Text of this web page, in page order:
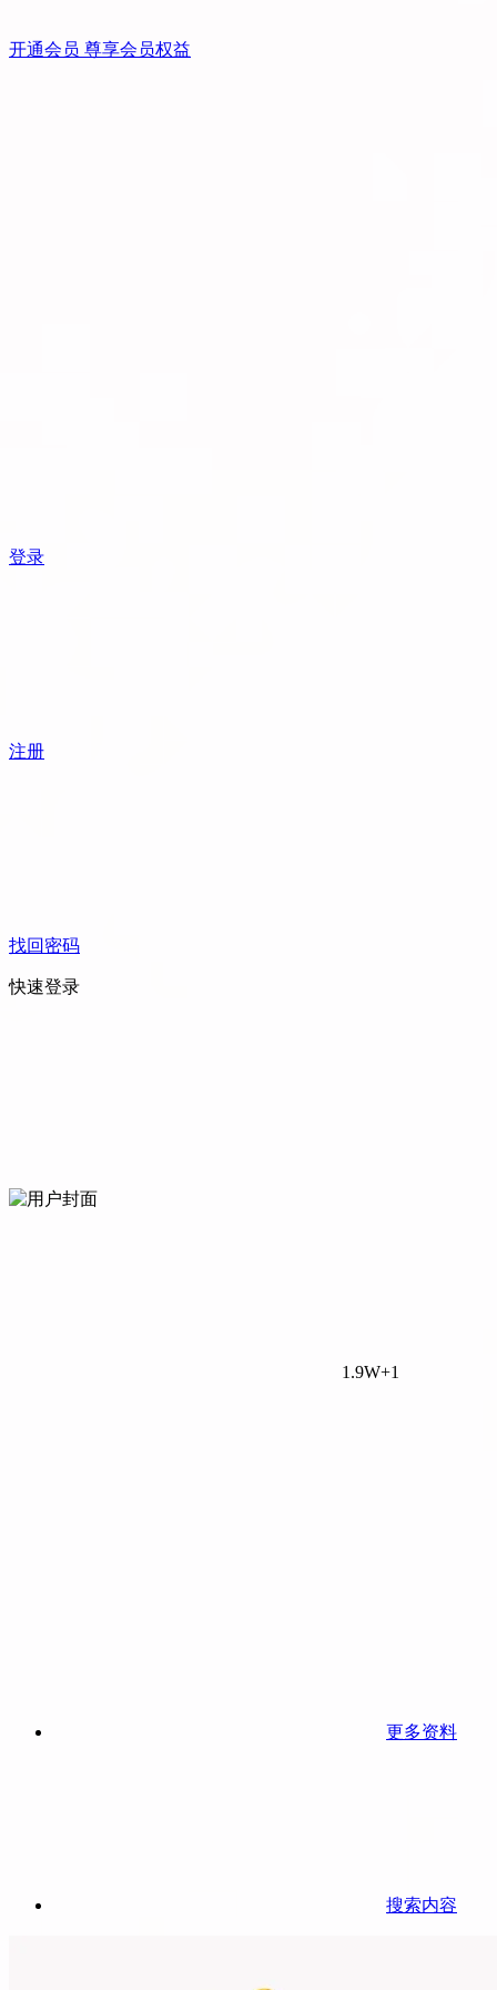
开通会员 尊享会员权益
登录
注册
找回密码
快速登录
1.9W+1
更多资料
搜索内容